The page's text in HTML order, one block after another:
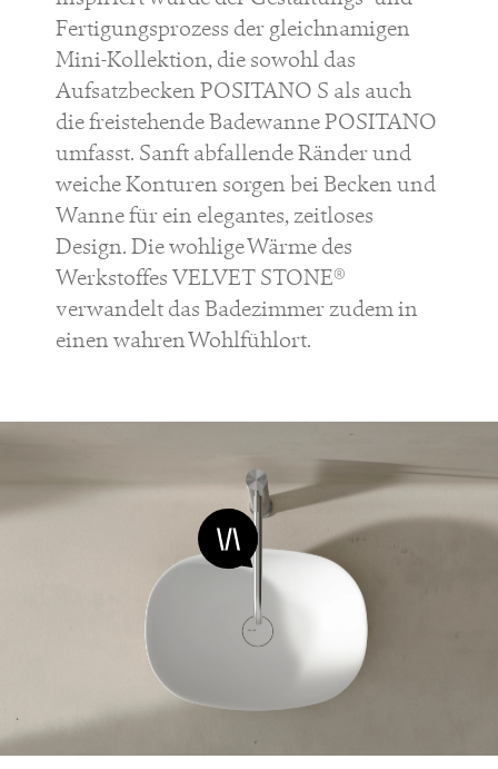
Fertigungsprozess der gleichnamigen
Mini-Kollektion, die sowohl das
Aufsatzbecken POSITANO S als auch
die freistehende Badewanne POSITANO
umfasst. Sanft abfallende Ränder und
weiche Konturen sorgen bei Becken und
Wanne für ein elegantes, zeitloses
Design. Die wohlige Wärme des
Werkstoffes VELVET STONE®
verwandelt das Badezimmer zudem in
einen wahren Wohlfühlort.